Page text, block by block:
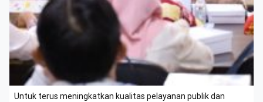
Untuk terus meningkatkan kualitas pelayanan publik dan